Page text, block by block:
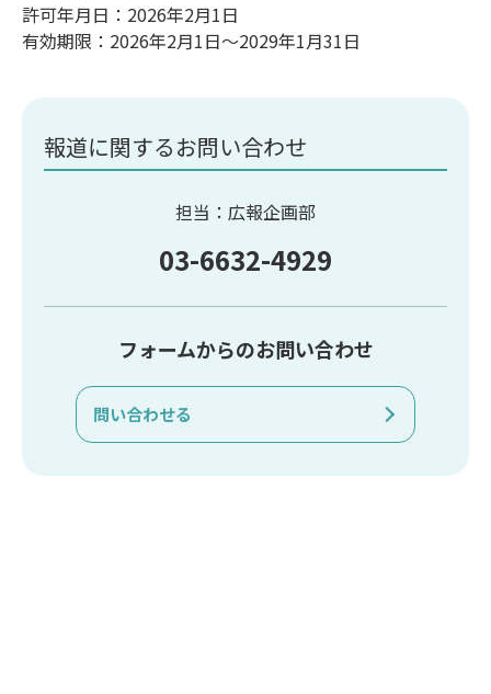
許可年月日：2026年2月1日
有効期限：2026年2月1日～2029年1月31日
報道に関するお問い合わせ
担当：広報企画部
03-6632-4929
フォームからのお問い合わせ
問い合わせる